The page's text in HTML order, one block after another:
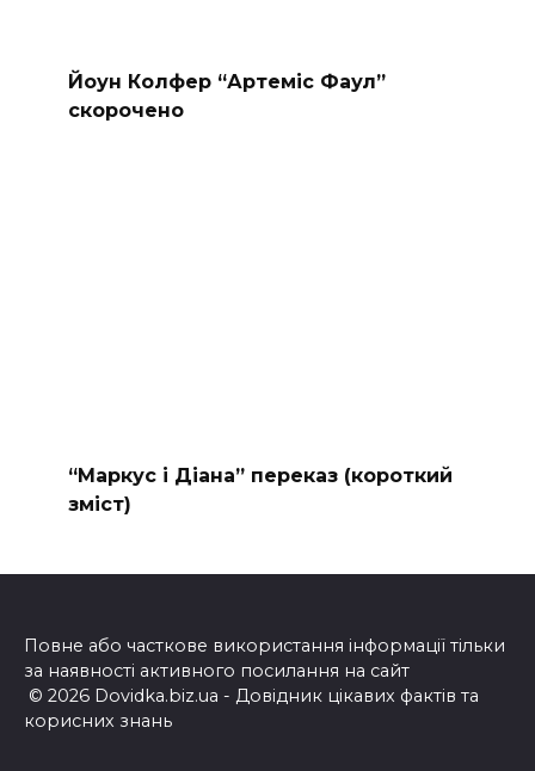
Йоун Колфер “Артеміс Фаул”
скорочено
“Маркус і Діана” переказ (короткий
зміст)
Повне або часткове використання інформації тільки
за наявності активного посилання на сайт
© 2026 Dovidka.biz.ua - Довідник цікавих фактів та
корисних знань